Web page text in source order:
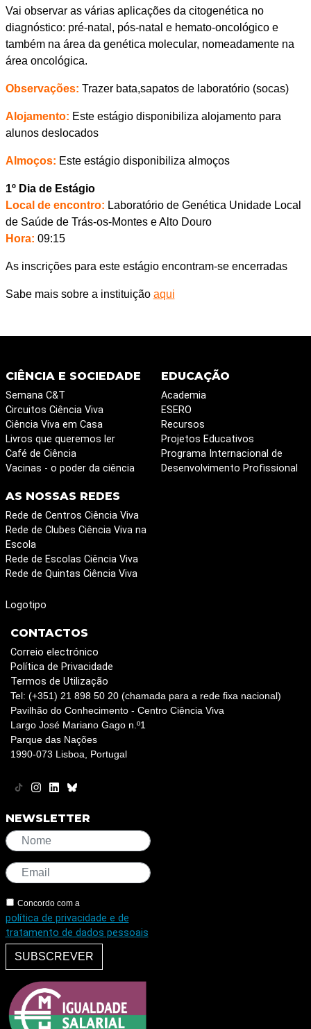
Vai observar as várias aplicações da citogenética no
diagnóstico: pré-natal, pós-natal e hemato-oncológico e
também na área da genética molecular, nomeadamente na
área oncológica.
Observações: Trazer bata,sapatos de laboratório (socas)
Alojamento: Este estágio disponibiliza alojamento para
alunos deslocados
Almoços: Este estágio disponibiliza almoços
1º Dia de Estágio
Local de encontro: Laboratório de Genética Unidade Local
de Saúde de Trás-os-Montes e Alto Douro
Hora: 09:15
As inscrições para este estágio encontram-se encerradas
Sabe mais sobre a instituição aqui
CIÊNCIA E SOCIEDADE
Semana C&T
Circuitos Ciência Viva
Ciência Viva em Casa
Livros que queremos ler
Café de Ciência
Vacinas - o poder da ciência
EDUCAÇÃO
Academia
ESERO
Recursos
Projetos Educativos
Programa Internacional de
Desenvolvimento Profissional
AS NOSSAS REDES
Rede de Centros Ciência Viva
Rede de Clubes Ciência Viva na
Escola
Rede de Escolas Ciência Viva
Rede de Quintas Ciência Viva
Logotipo
CONTACTOS
Correio electrónico
Política de Privacidade
Termos de Utilização
Tel: (+351) 21 898 50 20 (chamada para a rede fixa nacional)
Pavilhão do Conhecimento - Centro Ciência Viva
Largo José Mariano Gago n.º1
Parque das Nações
1990-073 Lisboa, Portugal
NEWSLETTER
Concordo com a
política de privacidade e de
tratamento de dados pessoais
SUBSCREVER